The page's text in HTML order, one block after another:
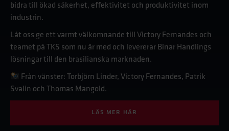
bidra till ökad säkerhet, effektivitet och produktivitet inom
industrin.
Låt oss ge ett varmt välkomnande till Victory Fernandes och
teamet på TKS som nu är med och levererar Binar Handlings
lösningar till den brasilianska marknaden.
Från vänster: Torbjörn Linder, Victory Fernandes, Patrik
Svalin och Thomas Mangold.
LÄS MER HÄR